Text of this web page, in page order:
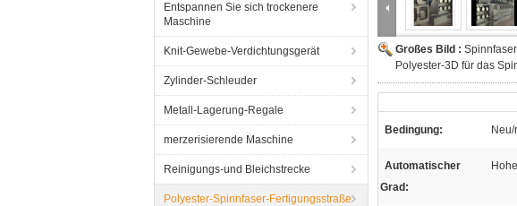
Entspannen Sie sich trockenere
Maschine
Knit-Gewebe-Verdichtungsgerät
Zylinder-Schleuder
Metall-Lagerung-Regale
merzerisierende Maschine
Reinigungs-und Bleichstrecke
Polyester-Spinnfaser-Fertigungsstraße
Großes Bild :
Polyester-3D für das
Bedingung:
Automatischer
Grad: